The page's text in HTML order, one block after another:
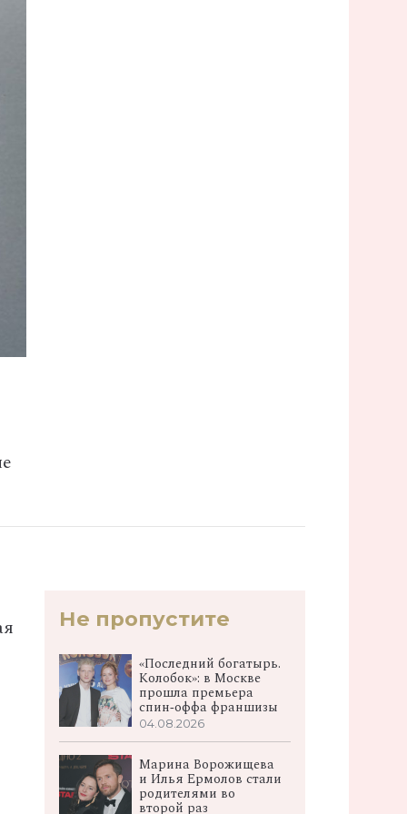
Не пропустите
«Последний богатырь.
Колобок»: в Москве
прошла премьера
спин‑оффа франшизы
04.08.2026
Марина Ворожищева
и Илья Ермолов стали
родителями во
второй раз